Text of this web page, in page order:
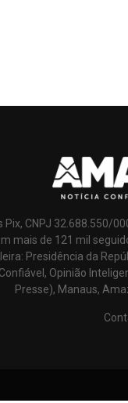
Pix, CNPJ 32.688.550/
mais de 121 mil
Presidência da
Opinião
Presse), Manaus,